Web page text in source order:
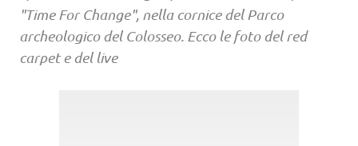
"Time For Change", nella cornice del Parco
archeologico del Colosseo. Ecco le foto del red
carpet e del live